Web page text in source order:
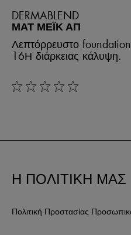
DERMABLEND
ΜΑΤ ΜΈΙΚ ΑΠ
Λεπτόρρευστο
16Η διάρκειας κάλυψη.
rating: 0 out of 5
Η ΠΟΛΙΤΙΚΗ ΜΑΣ
Πολιτική Προστασίας